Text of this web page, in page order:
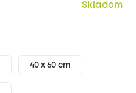
Skladom
40 x 60 cm